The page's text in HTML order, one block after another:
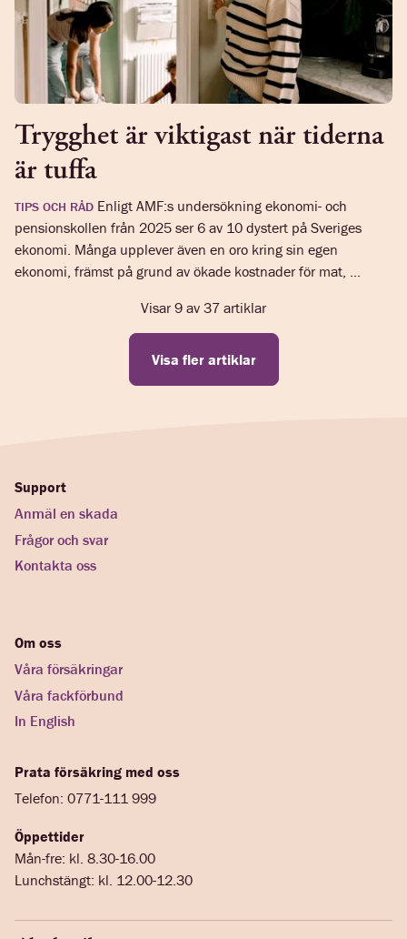
Trygghet är viktigast när tiderna
är tuffa
TIPS OCH RÅD Enligt AMF:s undersökning ekonomi- och
pensionskollen från 2025 ser 6 av 10 dystert på Sveriges
ekonomi. Många upplever även en oro kring sin egen
ekonomi, främst på grund av ökade kostnader för mat, ...
Visar 9 av 37 artiklar
Visa fler artiklar
Support
Anmäl en skada
Frågor och svar
Kontakta oss
Om oss
Våra försäkringar
Våra fackförbund
In English
Prata försäkring med oss
Telefon: 0771-111 999
Öppettider
Mån-fre: kl. 8.30-16.00
Lunchstängt: kl. 12.00-12.30